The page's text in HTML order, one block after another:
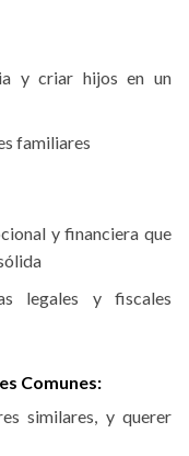
y criar hijos en un
familiares
y financiera que
legales y fiscales
Comunes:
similares, y querer